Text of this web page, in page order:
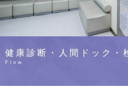
健康診断・人間ドック・
Flow